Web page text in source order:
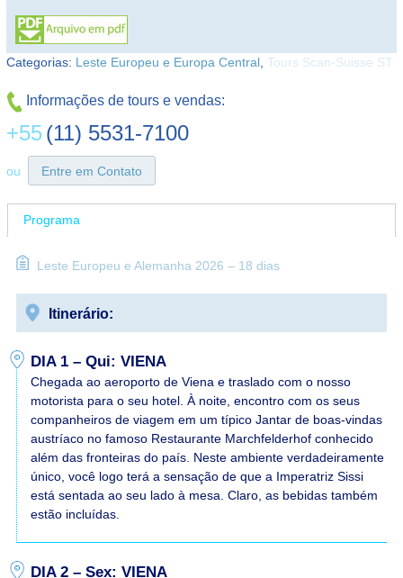
Categorias: Leste Europeu e Europa Central, Tours Scan-Suisse ST
Informações de tours e vendas:
+55(11) 5531-7100
ou Entre em Contato
Programa
Leste Europeu e Alemanha 2026 – 18 dias
Itinerário:
DIA 1 – Qui: VIENA
Chegada ao aeroporto de Viena e traslado com o nosso
motorista para o seu hotel. À noite, encontro com os seus
companheiros de viagem em um típico Jantar de boas-vindas
austríaco no famoso Restaurante Marchfelderhof conhecido
além das fronteiras do país. Neste ambiente verdadeiramente
único, você logo terá a sensação de que a Imperatriz Sissi
está sentada ao seu lado à mesa. Claro, as bebidas também
estão incluídas.
DIA 2 – Sex: VIENA